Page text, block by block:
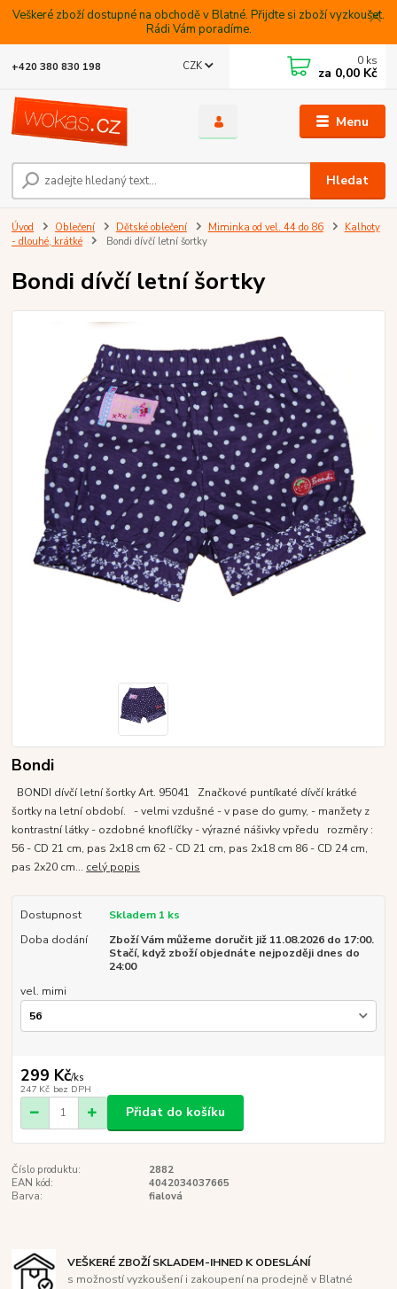
Veškeré zboží dostupné na obchodě v Blatné. Přijdte si zboží vyzkoušet.
Rádi Vám poradíme.
Menu
CZK
Hledat
+420 380 830 198 0 ks
za 0,00 Kč
Úvod Oblečení Dětské oblečení Miminka od vel. 44 do 86
Kalhoty
- dlouhé, krátké
Bondi dívčí letní šortky
Bondi dívčí letní šortky
Bondi
BONDI dívčí letní šortky Art. 95041 Značkové puntíkaté dívčí krátké
šortky na letní období. - velmi vzdušné - v pase do gumy, - manžety z
kontrastní látky - ozdobné knoflíčky - výrazné nášivky vpředu rozměry :
56 - CD 21 cm, pas 2x18 cm 62 - CD 21 cm, pas 2x18 cm 86 - CD 24 cm,
pas 2x20 cm... celý popis
Dostupnost
Skladem 1 ks
Doba dodání
Zboží Vám můžeme doručit již 11.08.2026 do 17:00.
Stačí, když zboží objednáte nejpozději dnes do
24:00
vel. mimi
299 Kč/ks
247 Kč bez DPH
Přidat do košíku
Číslo produktu:
2882
EAN kód:
4042034037665
Barva:
fialová
VEŠKERÉ ZBOŽÍ SKLADEM-IHNED K ODESLÁNÍ
s možností vyzkoušení i zakoupení na prodejně v Blatné